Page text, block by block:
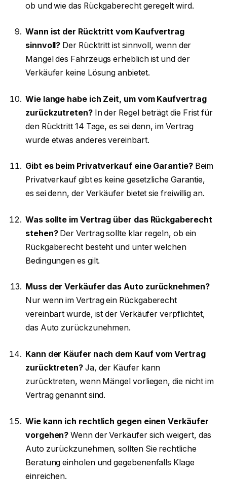
ob und wie das Rückgaberecht geregelt wird.
Wann ist der Rücktritt vom Kaufvertrag
sinnvoll? Der Rücktritt ist sinnvoll, wenn der
Mangel des Fahrzeugs erheblich ist und der
Verkäufer keine Lösung anbietet.
Wie lange habe ich Zeit, um vom Kaufvertrag
zurückzutreten?In der Regel beträgt die Frist für
den Rücktritt 14 Tage, es sei denn, im Vertrag
wurde etwas anderes vereinbart.
Gibt es beim Privatverkauf eine Garantie?Beim
Privatverkauf gibt es keine gesetzliche Garantie,
es sei denn, der Verkäufer bietet sie freiwillig an.
Was sollte im Vertrag über das Rückgaberecht
stehen?Der Vertrag sollte klar regeln, ob ein
Rückgaberecht besteht und unter welchen
Bedingungen es gilt.
Muss der Verkäufer das Auto zurücknehmen?
Nur wenn im Vertrag ein Rückgaberecht
vereinbart wurde, ist der Verkäufer verpflichtet,
das Auto zurückzunehmen.
Kann der Käufer nach dem Kauf vom Vertrag
zurücktreten?Ja, der Käufer kann
zurücktreten, wenn Mängel vorliegen, die nicht im
Vertrag genannt sind.
Wie kann ich rechtlich gegen einen Verkäufer
vorgehen? Wenn der Verkäufer sich weigert, das
Auto zurückzunehmen, sollten Sie rechtliche
Beratung einholen und gegebenenfalls Klage
einreichen.